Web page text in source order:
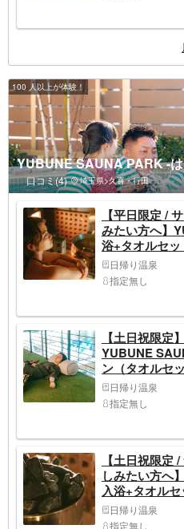
100 人以上が体験！
YUBUNE SAUNA PARK -
口コミ(4) 埼玉県>久喜・行田
【平日限定 /
みたい方へ】
浴+タオルセ
日帰り温泉
指定無し
【土日祝限定
YUBUNE
ン（タオルセ
日帰り温泉
指定無し
【土日祝限定
しみたい方へ
入浴+タオル
日帰り温泉
指定無し